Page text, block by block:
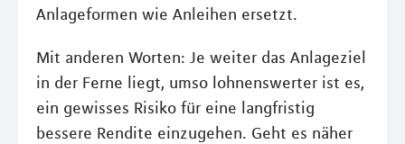
Anlageformen wie Anleihen ersetzt.
Mit anderen Worten: Je weiter das Anlageziel
in der Ferne liegt, umso lohnenswerter ist es,
ein gewisses Risiko für eine langfristig
bessere Rendite einzugehen. Geht es näher